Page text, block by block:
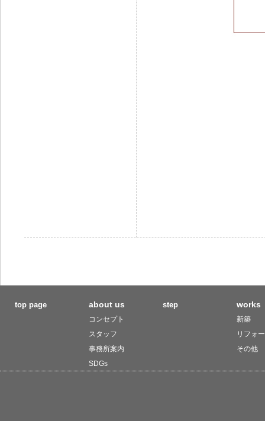
top page about us
コンセプト
スタッフ
事務所案内
SDGs
step works
新築
リフォ
その他